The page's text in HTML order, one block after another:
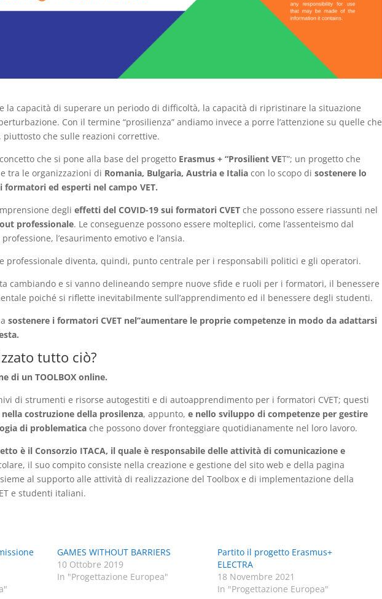
la capacità di superare un periodo di difficoltà, la capacità di ripristinare la situazione
Con il termine “prosilienza” andiamo invece a porre l’attenzione su quelle che
piuttosto che sulle reazioni correttive.
che si pone alla base del progetto Erasmus + “Prosilient VET”; un progetto che
tra le organizzazioni di Romania, Bulgaria, Austria e Italia con lo scopo di sostenere lo
ed esperti nel campo VET.
degli effetti del COVID-19 sui formatori CVET che possono essere riassunti nel
professionale. Le conseguenze possono essere molteplici, come l’assenteismo dal
l’esaurimento emotivo e l’ansia.
professionale diventa, quindi, punto centrale per i responsabili politici e gli operatori.
cambiando e si vanno delineando sempre nuove sfide e ruoli per i formatori, il benessere
poiché si riflette inevitabilmente sull’apprendimento ed il benessere degli studenti.
asostenere i formatori CVET nel’’aumentare le proprie competenze in modo da adattarsi
tutto ciò?
di un TOOLBOX online.
di strumenti e risorse autogestiti e di autoapprendimento per i formatori CVET; questi
costruzione della prosilenza, appunto,e nello sviluppo di competenze per gestire
di problematica che possono dover fronteggiare quotidianamente nel loro lavoro.
è il Consorzio ITACA, il quale è responsabile delle attività di comunicazione e
il suo compito consiste nella creazione e gestione del sito web e della pagina
al supporto alle attività di realizzazione del Toolbox e di implementazione della
e studenti italiani.
GAMES WITHOUT BARRIERS
10 Ottobre 2019
In "Progettazione Europea"
Partito il progetto Erasmus+
ELECTRA
18 Novembre 2021
In "Progettazione Europea"